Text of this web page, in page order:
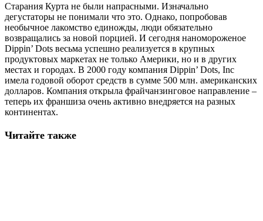
Старания Курта не были напрасными. Изначально
дегустаторы не понимали что это. Однако, попробовав
необычное лакомство единожды, люди обязательно
возвращались за новой порцией. И сегодня наномороженое
Dippin’ Dots весьма успешно реализуется в крупных
продуктовых маркетах не только Америки, но и в других
местах и городах. В 2000 году компания Dippin’ Dots, Inc
имела годовой оборот средств в сумме 500 млн. американских
долларов. Компания открыла фрайчанзинговое направление –
теперь их франшиза очень активно внедряется на разных
континентах.
Читайте также